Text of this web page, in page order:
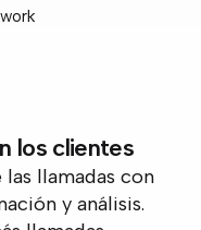
los clientes
llamadas con
y análisis.